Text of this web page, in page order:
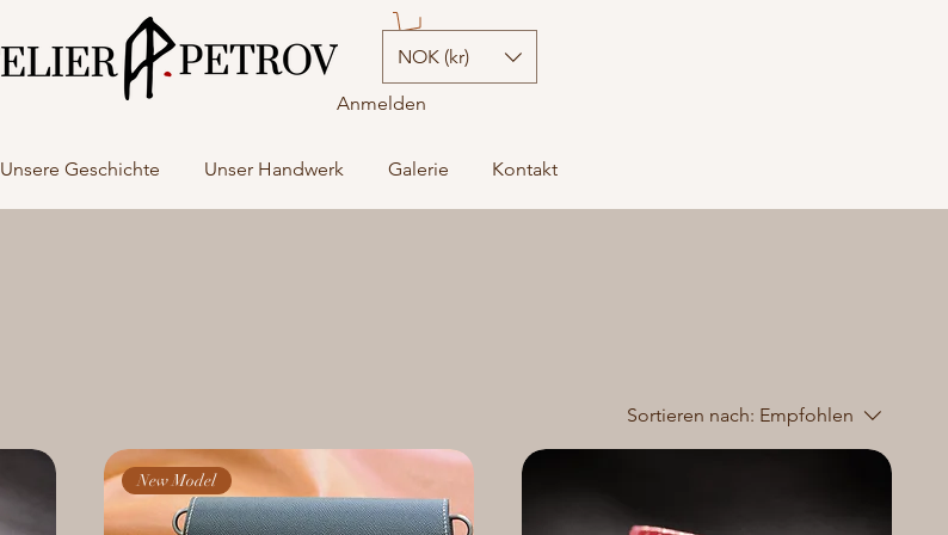
Anmelden
NOK (kr)
Unsere Geschichte Unser Handwerk Galerie Kontakt
Sortieren nach: Empfohlen
New Model